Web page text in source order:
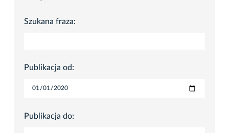
Szukana fraza:
Publikacja od:
Publikacja do: